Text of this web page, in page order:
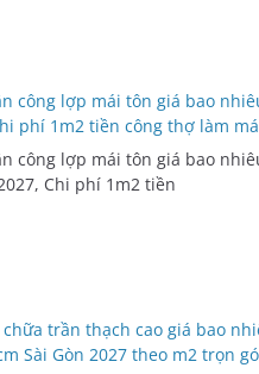
công lợp mái tôn giá bao
phí 1m2 tiền công thợ làm
công lợp mái tôn giá bao
Chi phí 1m2 tiền
trần thạch cao giá bao
Sài Gòn 2027 theo m2 trọn